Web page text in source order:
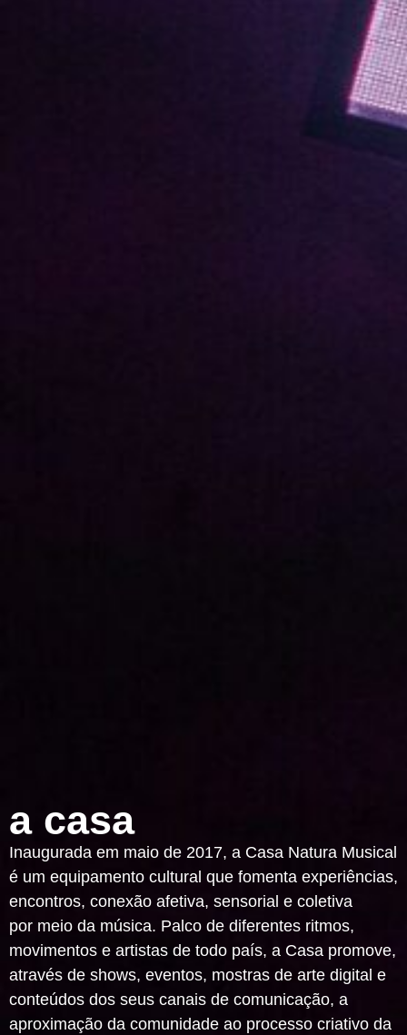
a casa
Inaugurada em maio de 2017, a Casa Natura Musical
é um equipamento cultural que fomenta experiências,
encontros, conexão afetiva, sensorial e coletiva
por meio da música. Palco de diferentes ritmos,
movimentos e artistas de todo país, a Casa promove,
através de shows, eventos, mostras de arte digital e
conteúdos dos seus canais de comunicação, a
aproximação da comunidade ao processo criativo da